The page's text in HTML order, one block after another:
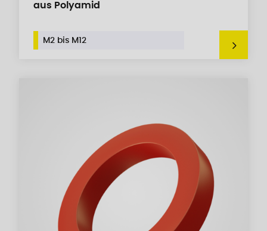
aus Polyamid
M2 bis M12